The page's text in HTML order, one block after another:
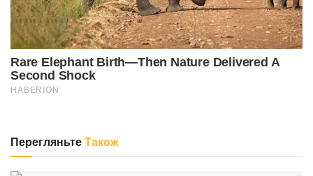
ПерегляньтеТакож